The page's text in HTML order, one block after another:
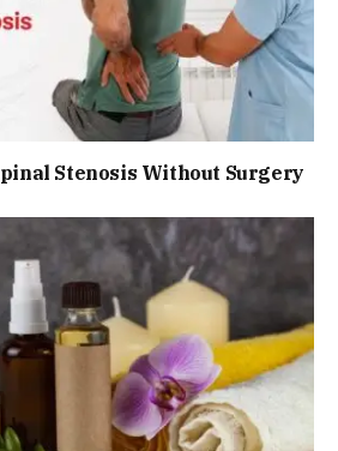
Stenosis Without Surgery